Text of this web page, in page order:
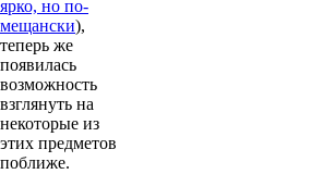
ярко, но по-
мещански),
теперь же
появилась
возможность
взглянуть на
некоторые из
этих предметов
поближе.